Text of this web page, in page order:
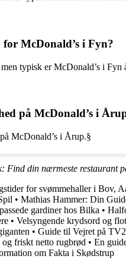
McDonald’s i Fyn?
typisk er McDonald’s i
på McDonald’s i
McDonald’s i Årup.§
Find din nærmeste restaurant
for svømmehaller i Bov,
• Mathias Hammer: Din
gardiner hos Bilka •
• Velsyngende krydsord og
• Guide til Vejret på
friskt netto rugbrød • En
om Fakta i Skødstrup